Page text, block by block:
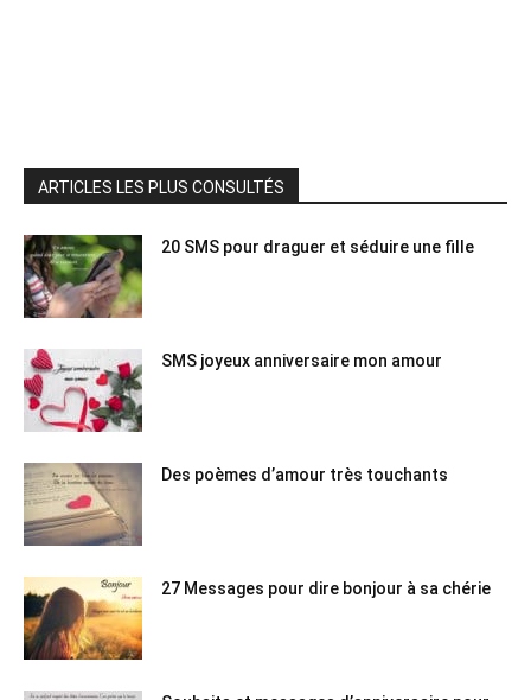
ARTICLES LES PLUS CONSULTÉS
20 SMS pour draguer et séduire une fille
SMS joyeux anniversaire mon amour
Des poèmes d’amour très touchants
27 Messages pour dire bonjour à sa chérie